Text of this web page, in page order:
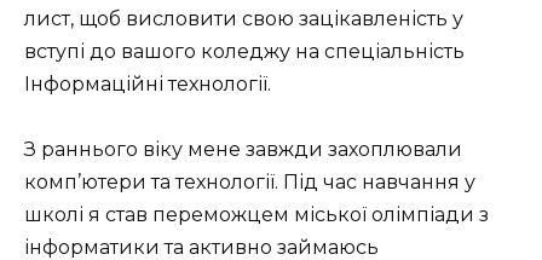
лист, щоб висловити свою зацікавленість у
вступі до вашого коледжу на спеціальність
Інформаційні технології.
З раннього віку мене завжди захоплювали
комп’ютери та технології. Під час навчання у
школі я став переможцем міської олімпіади з
інформатики та активно займаюсь